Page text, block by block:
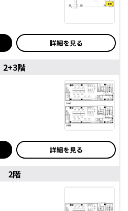
詳細を見る
2+3階
詳細を見る
2階